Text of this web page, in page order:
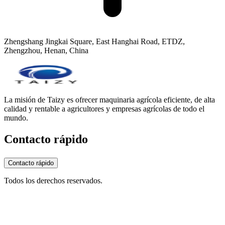
Zhengshang Jingkai Square, East Hanghai Road, ETDZ,
Zhengzhou, Henan, China
La misión de Taizy es ofrecer maquinaria agrícola eficiente, de alta
calidad y rentable a agricultores y empresas agrícolas de todo el
mundo.
Contacto rápido
Contacto rápido
Todos los derechos reservados.